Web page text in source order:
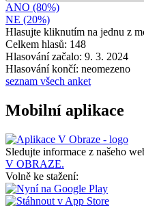
ANO (80%)
NE (20%)
Hlasujte kliknutím na jednu z
Celkem hlasů: 148
Hlasování začalo: 9. 3. 2024
Hlasování končí: neomezeno
seznam všech anket
Mobilní aplikace
Sledujte informace z našeho
V OBRAZE.
Volně ke stažení: